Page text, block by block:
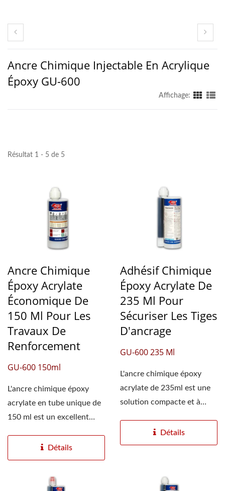
Ancre Chimique Injectable En Acrylique
Époxy GU-600
Affichage:
Résultat 1 - 5 de 5
Ancre Chimique
Époxy Acrylate
Économique De
150 Ml Pour Les
Travaux De
Renforcement
GU-600 150ml
L'ancre chimique époxy
acrylate en tube unique de
150 ml est un excellent
applications...Détails
Adhésif Chimique
Époxy Acrylate De
235 Ml Pour
Sécuriser Les Tiges
D'ancrage
GU-600 235 Ml
L'ancre chimique époxy
acrylate de 235ml est une
solution compacte et à
Détails